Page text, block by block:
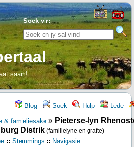
Soek vir:
saam!
Blog Soek Hulp Lede
& famieliesake » Pieterse-lyn
Distrik (familielyne en grafte)
:: Stemmings :: Navigasie